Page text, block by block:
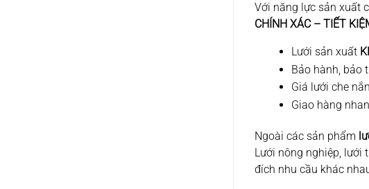
Với năng lực sản xuất
CHÍNH XÁC – TIẾT
Lưới sản xuất
Bảo hành, bảo
Giá lưới che
Giao hàng
Ngoài các sản phẩm
Lưới nông nghiệp, lưới
đích nhu cầu khác